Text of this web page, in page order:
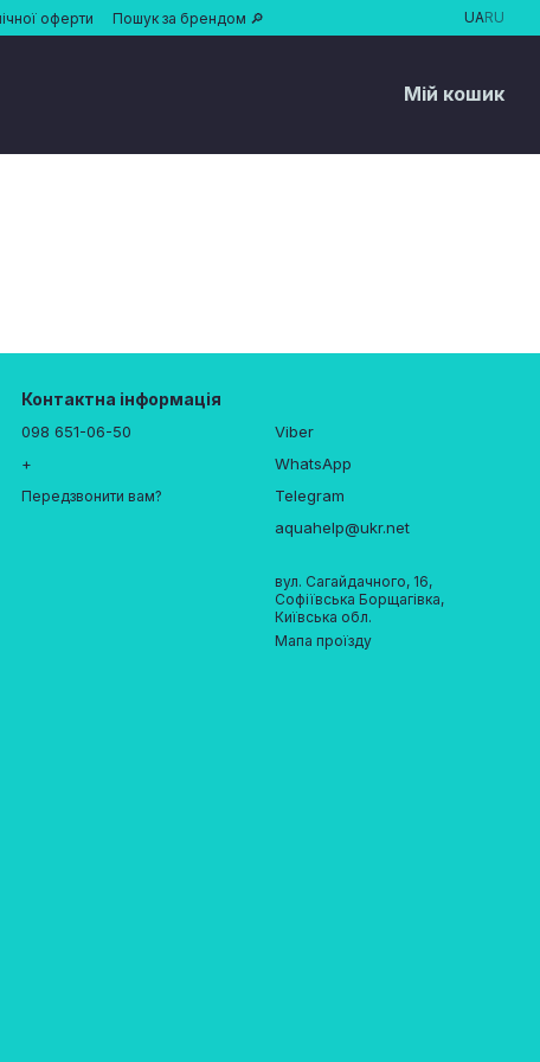
оферти Пошук за брендом 🔎 UARU
Мій кошик
Контактна інформація
098 651-06-50
+
Передзвонити вам?
Viber
WhatsApp
Telegram
aquahelp@ukr.net
вул. Сагайдачного, 16,
Софіївська Борщагівка,
Київська обл.
Мапа проїзду